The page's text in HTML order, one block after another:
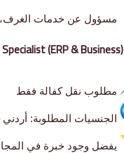
مسؤول عن خدمات الغرف،
(ERP & Business)
مطلوب نقل كفالة فقط
الجنسيات المطلوبة:
يفضل وجود خبرة في